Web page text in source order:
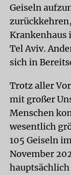
Geiseln
Krankenhaus
Tel Aviv.
sich in
Trotz aller
mit großer
Menschen
wesentlich
105 Geiseln
November